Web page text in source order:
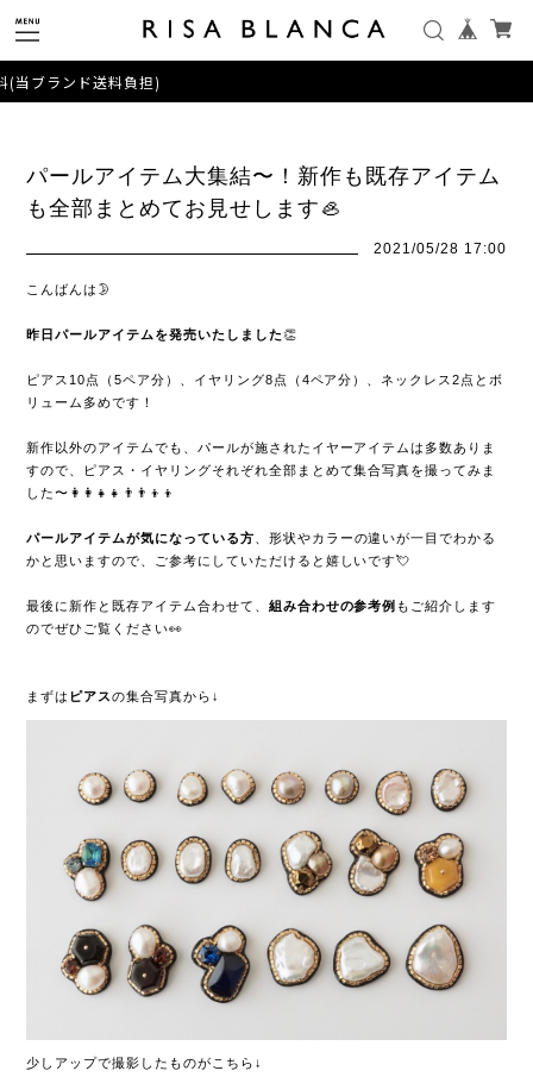
ド送料負担)
パールアイテム大集結〜！新作も既存アイテム
も全部まとめてお見せします🦪
2021/05/28 17:00
こんばんは🌛
昨日パールアイテムを発売いたしました👏
ピアス10点（5ペア分）、イヤリング8点（4ペア分）、ネックレス2点とボ
リューム多めです！
新作以外のアイテムでも、パールが施されたイヤーアイテムは多数ありま
すので、ピアス・イヤリングそれぞれ全部まとめて集合写真を撮ってみま
した〜👩‍👩‍👧‍👧👨‍👨‍👦‍👦
パールアイテムが気になっている方 、形状やカラーの違いが一目でわかる
かと思いますので、ご参考にしていただけると嬉しいです💘
最後に新作と既存アイテム合わせて、 組み合わせの参考例 もご紹介します
のでぜひご覧ください👀
まずは ピアスの集合写真から↓
少しアップで撮影したものがこちら↓